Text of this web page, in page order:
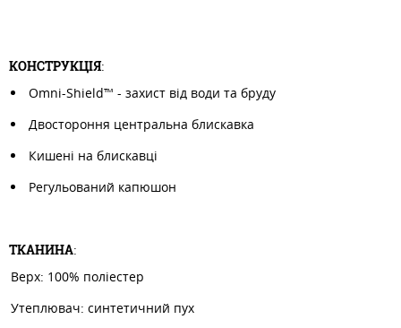
КОНСТРУКЦІЯ:
Omni-Shield™ - захист від води та бруду
Двостороння центральна блискавка
Кишені на блискавці
Регульований капюшон
ТКАНИНА:
Верх: 100% поліестер
Утеплювач: синтетичний пух